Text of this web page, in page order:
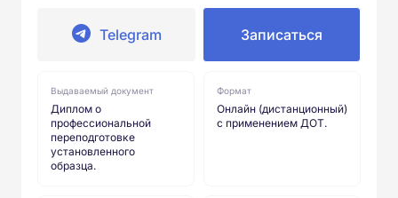
Telegram Записаться
Выдаваемый документ
Диплом о
профессиональной
переподготовке
установленного
образца.
Формат
Онлайн (дистанционный)
с применением ДОТ.